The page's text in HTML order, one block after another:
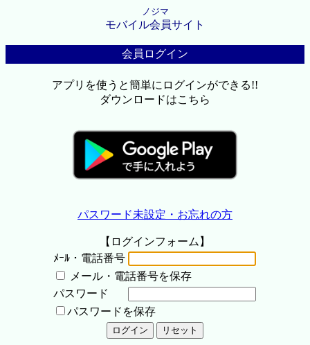
ノジマ
モバイル会員サイト
会員ログイン
アプリを使うと簡単にログインができる!!
ダウンロードはこちら
パスワード未設定・お忘れの方
【ログインフォーム】
ﾒｰﾙ・電話番号
メール・電話番号を保存
パスワード
パスワードを保存